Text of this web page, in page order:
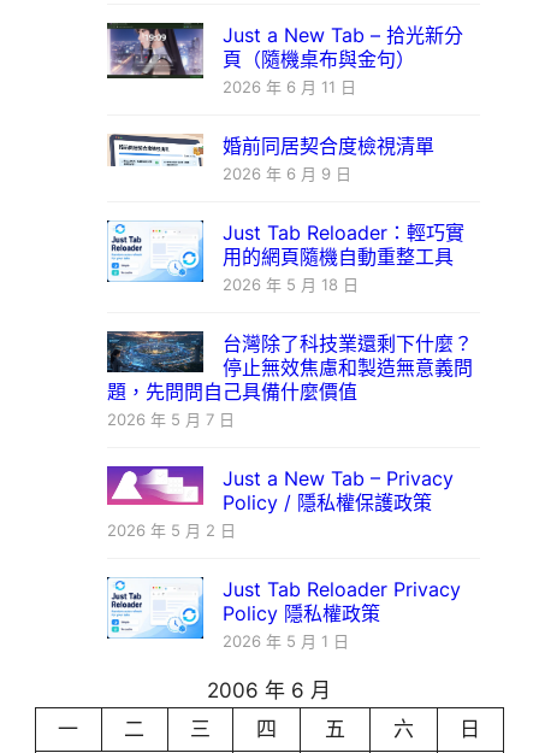
Just a New Tab – 拾光新分
頁（隨機桌布與金句）
2026 年 6 月 11 日
婚前同居契合度檢視清單
2026 年 6 月 9 日
Just Tab Reloader：輕巧實
用的網頁隨機自動重整工具
2026 年 5 月 18 日
台灣除了科技業還剩下什麼？
停止無效焦慮和製造無意義問
題，先問問自己具備什麼價值
2026 年 5 月 7 日
Just a New Tab – Privacy
Policy / 隱私權保護政策
2026 年 5 月 2 日
Just Tab Reloader Privacy
Policy 隱私權政策
2026 年 5 月 1 日
2006 年 6 月
一
二 三 四 五 六
日